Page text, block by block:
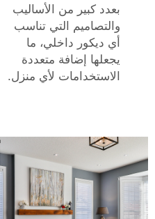
بعدد كبير من الأساليب
والتصاميم التي تناسب
أي ديكور داخلي، ما
يجعلها إضافة متعددة
الاستخدامات لأي منزل.